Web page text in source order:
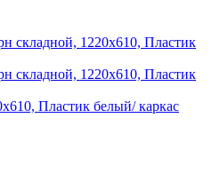
Пластик белый/ каркас